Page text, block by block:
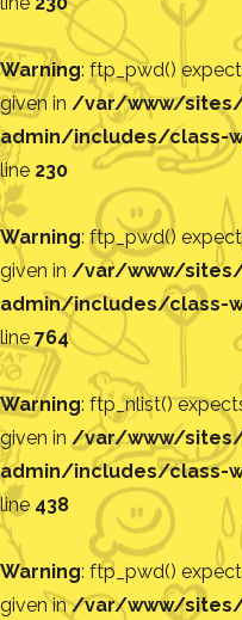
Warning: ftp_pwd()
given in /var/www/sites/
admin/includes/class-
line 230
Warning: ftp_pwd()
given in /var/www/sites/
admin/includes/class-
line 764
Warning: ftp_nlist()
given in /var/www/
admin/includes/class-
line 438
Warning: ftp_pwd()
given in/var/www/sites/